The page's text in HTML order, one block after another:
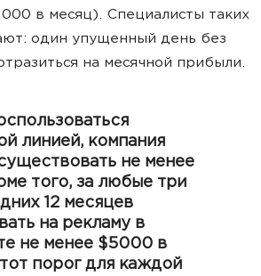
в месяц). Специалисты таких
один упущенный день без
на месячной прибыли.
линией, компания
не менее
того, за любые три
12 месяцев
на рекламу в
не менее $5000 в
порог для каждой